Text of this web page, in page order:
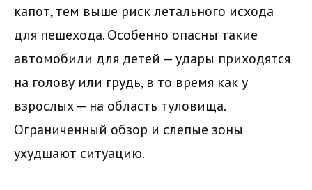
капот, тем выше риск летального исхода
для пешехода. Особенно опасны такие
автомобили для детей — удары приходятся
на голову или грудь, в то время как у
взрослых — на область туловища.
Ограниченный обзор и слепые зоны
ухудшают ситуацию.